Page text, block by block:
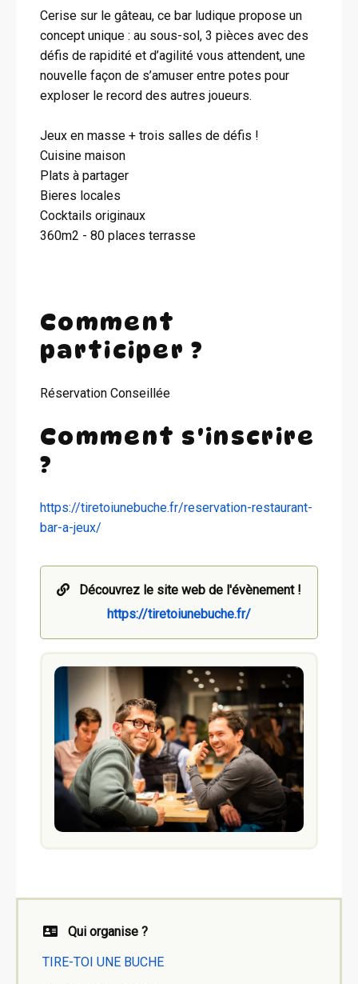
Cerise sur le gâteau, ce bar ludique propose un
concept unique : au sous-sol, 3 pièces avec des
défis de rapidité et d’agilité vous attendent, une
nouvelle façon de s’amuser entre potes pour
exploser le record des autres joueurs.
Jeux en masse + trois salles de défis !
Cuisine maison
Plats à partager
Bieres locales
Cocktails originaux
360m2 - 80 places terrasse
Comment
participer ?
Réservation Conseillée
Comment s'inscrire
?
https://tiretoiunebuche.fr/reservation-restaurant-
bar-a-jeux/
Découvrez le site web de l'évènement !
https://tiretoiunebuche.fr/
Qui organise ?
TIRE-TOI UNE BUCHE